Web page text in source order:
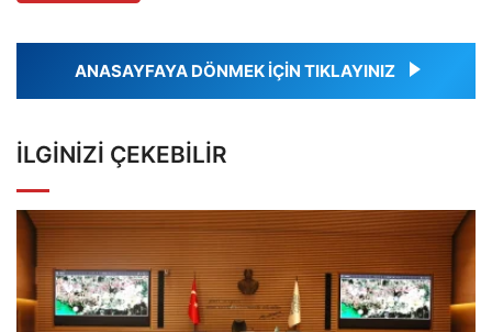
ANASAYFAYA DÖNMEK İÇİN TIKLAYINIZ
İLGINIZI ÇEKEBILIR